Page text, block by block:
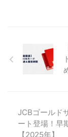
JCBゴールド
ート登場！早
【2025年】